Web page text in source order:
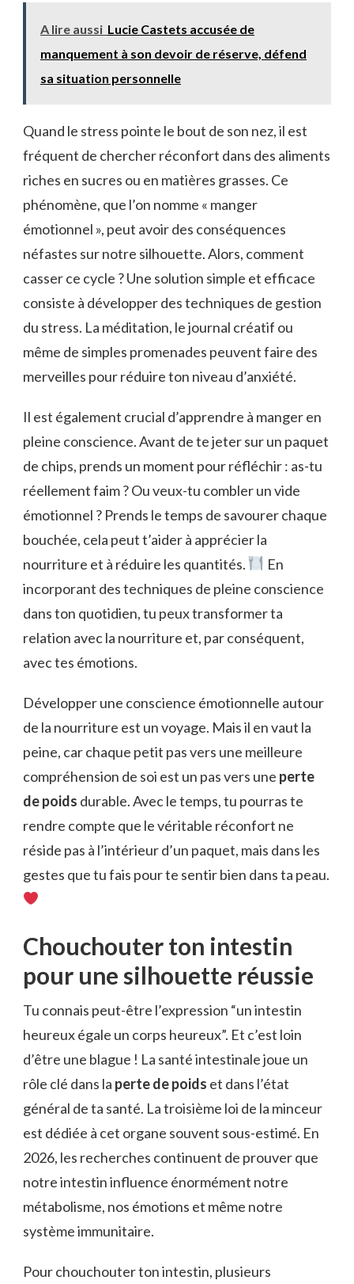
A lire aussi Lucie Castets accusée de
manquement à son devoir de réserve, défend
sa situation personnelle
Quand le stress pointe le bout de son nez, il est
fréquent de chercher réconfort dans des aliments
riches en sucres ou en matières grasses. Ce
phénomène, que l’on nomme « manger
émotionnel », peut avoir des conséquences
néfastes sur notre silhouette. Alors, comment
casser ce cycle ? Une solution simple et efficace
consiste à développer des techniques de gestion
du stress. La méditation, le journal créatif ou
même de simples promenades peuvent faire des
merveilles pour réduire ton niveau d’anxiété.
Il est également crucial d’apprendre à manger en
pleine conscience. Avant de te jeter sur un paquet
de chips, prends un moment pour réfléchir : as-tu
réellement faim ? Ou veux-tu combler un vide
émotionnel ? Prends le temps de savourer chaque
bouchée, cela peut t’aider à apprécier la
nourriture et à réduire les quantités.
En
incorporant des techniques de pleine conscience
dans ton quotidien, tu peux transformer ta
relation avec la nourriture et, par conséquent,
avec tes émotions.
Développer une conscience émotionnelle autour
de la nourriture est un voyage. Mais il en vaut la
peine, car chaque petit pas vers une meilleure
compréhension de soi est un pas vers une perte
de poids durable. Avec le temps, tu pourras te
rendre compte que le véritable réconfort ne
réside pas à l’intérieur d’un paquet, mais dans les
gestes que tu fais pour te sentir bien dans ta peau.
Chouchouter ton intestin
pour une silhouette réussie
Tu connais peut-être l’expression “un intestin
heureux égale un corps heureux”. Et c’est loin
d’être une blague ! La santé intestinale joue un
rôle clé dans la perte de poids et dans l’état
général de ta santé. La troisième loi de la minceur
est dédiée à cet organe souvent sous-estimé. En
2026, les recherches continuent de prouver que
notre intestin influence énormément notre
métabolisme, nos émotions et même notre
système immunitaire.
Pour chouchouter ton intestin, plusieurs